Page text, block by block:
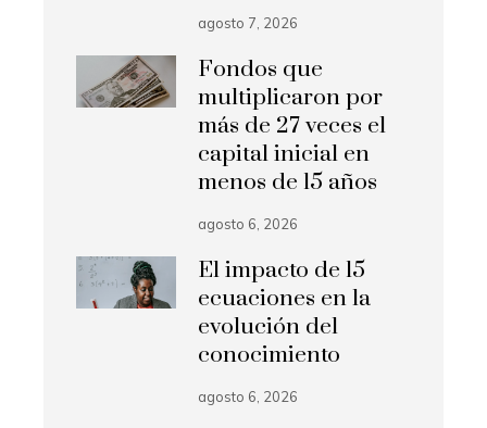
agosto 7, 2026
Fondos que
multiplicaron por
más de 27 veces el
capital inicial en
menos de 15 años
agosto 6, 2026
El impacto de 15
ecuaciones en la
evolución del
conocimiento
agosto 6, 2026